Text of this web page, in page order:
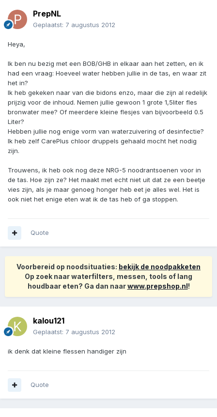
PrepNL
Geplaatst: 7 augustus 2012
Heya,
Ik ben nu bezig met een BOB/GHB in elkaar aan het zetten, en ik
had een vraag: Hoeveel water hebben jullie in de tas, en waar zit
het in?
Ik heb gekeken naar van die bidons enzo, maar die zijn al redelijk
prijzig voor de inhoud. Nemen jullie gewoon 1 grote 1,5liter fles
bronwater mee? Of meerdere kleine flesjes van bijvoorbeeld 0.5
Liter?
Hebben jullie nog enige vorm van waterzuivering of desinfectie?
Ik heb zelf CarePlus chloor druppels gehaald mocht het nodig
zijn.
Trouwens, ik heb ook nog deze NRG-5 noodrantsoenen voor in
de tas. Hoe zijn ze? Het maakt met echt niet uit dat ze een beetje
vies zijn, als je maar genoeg honger heb eet je alles wel. Het is
ook niet het enige eten wat ik de tas heb of ga stoppen.
Quote
Voorbereid op noodsituaties: bekijk de noodpakketen
Op zoek naar waterfilters, messen, tools of lang
houdbaar eten? Ga dan naarwww.prepshop.nl!
kalou121
Geplaatst: 7 augustus 2012
ik denk dat kleine flessen handiger zijn
Quote